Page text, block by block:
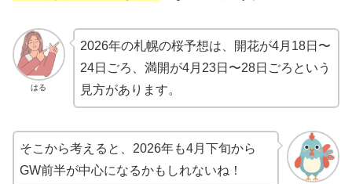
はる
2026年の札幌の桜予想は、開花が4月18日〜
24日ごろ、満開が4月23日〜28日ごろという
見方があります。
そこから考えると、2026年も4月下旬から
GW前半が中心になるかもしれないね！